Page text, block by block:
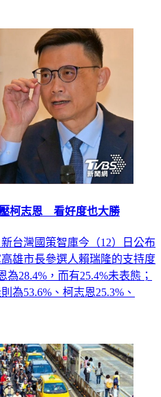
柯志恩 看好度也大勝
台灣國策智庫今（12）日公布
雄市長參選人賴瑞隆的支持度
28.4%，而有25.4%未表態；
為53.6%、柯志恩25.3%、